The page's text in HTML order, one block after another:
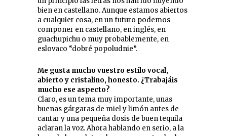
bien en castellano. Aunque estamos abiertos
a cualquier cosa, en un futuro podemos
componer en castellano, en inglés, en
guachupichu o muy probablemente, en
eslovaco “dobré popoludnie”.
Me gusta mucho vuestro estilo vocal,
abierto y cristalino, honesto. ¿Trabajáis
mucho ese aspecto?
Claro, es un tema muy importante, unas
buenas gárgaras de miel y limón antes de
cantar y una pequeña dosis de buen tequila
aclaran la voz. Ahora hablando en serio, a la